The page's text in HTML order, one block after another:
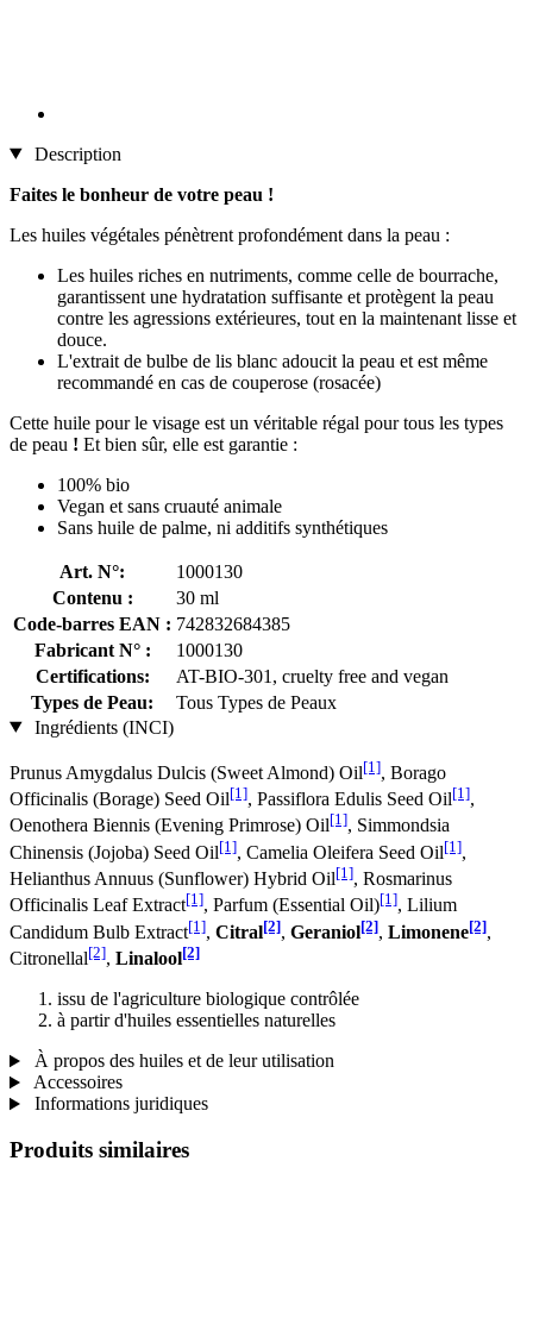
Description
Faites le bonheur de votre peau !
Les huiles végétales pénètrent profondément dans la peau :
Les huiles riches en nutriments, comme celle de bourrache,
garantissent une hydratation suffisante et protègent la peau
contre les agressions extérieures, tout en la maintenant lisse et
douce.
L'extrait de bulbe de lis blanc adoucit la peau et est même
recommandé en cas de couperose (rosacée)
Cette huile pour le visage est un véritable régal pour tous les types
de peau ! Et bien sûr, elle est garantie :
100% bio
Vegan et sans cruauté animale
Sans huile de palme, ni additifs synthétiques
Art. N°:
1000130
Contenu :
30 ml
Code-barres EAN : 742832684385
Fabricant N° :
1000130
Certifications:
AT-BIO-301, cruelty free and vegan
Types de Peau:
Tous Types de Peaux
Ingrédients (INCI)
Prunus Amygdalus Dulcis (Sweet Almond) Oil[1], Borago
Officinalis (Borage) Seed Oil[1], Passiflora Edulis Seed Oil[1],
Oenothera Biennis (Evening Primrose) Oil[1], Simmondsia
Chinensis (Jojoba) Seed Oil[1], Camelia Oleifera Seed Oil[1],
Helianthus Annuus (Sunflower) Hybrid Oil[1], Rosmarinus
Officinalis Leaf Extract[1], Parfum (Essential Oil)[1], Lilium
Candidum Bulb Extract[1], Citral[2], Geraniol[2], Limonene[2],
Citronellal[2], Linalool[2]
issu de l'agriculture biologique contrôlée
à partir d'huiles essentielles naturelles
À propos des huiles et de leur utilisation
Accessoires
Informations juridiques
Produits similaires